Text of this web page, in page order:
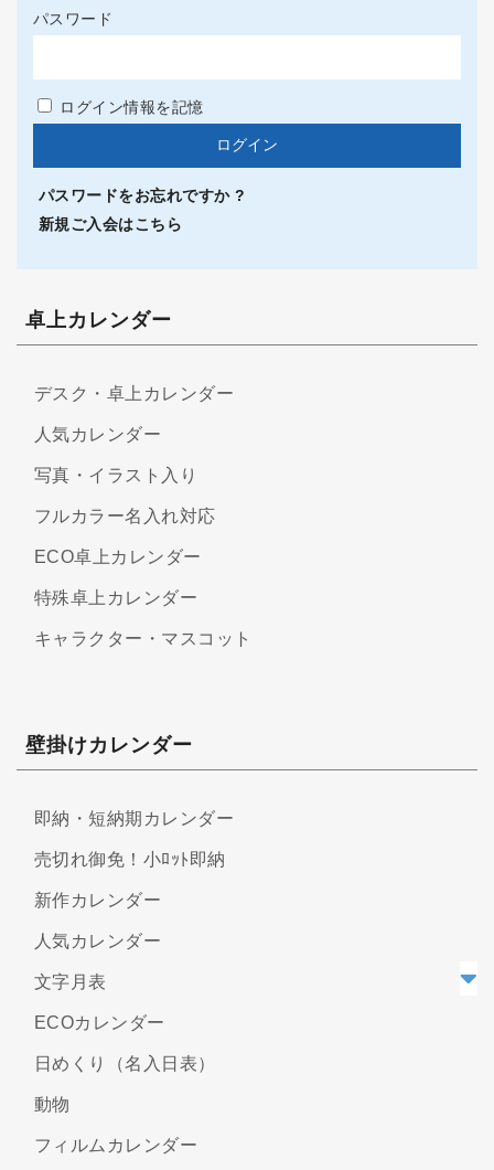
パスワード
ログイン情報を記憶
パスワードをお忘れですか ?
新規ご入会はこちら
卓上カレンダー
デスク・卓上カレンダー
人気カレンダー
写真・イラスト入り
フルカラー名入れ対応
ECO卓上カレンダー
特殊卓上カレンダー
キャラクター・マスコット
壁掛けカレンダー
即納・短納期カレンダー
売切れ御免！小ﾛｯﾄ即納
新作カレンダー
人気カレンダー
文字月表
ECOカレンダー
日めくり（名入日表）
動物
フィルムカレンダー